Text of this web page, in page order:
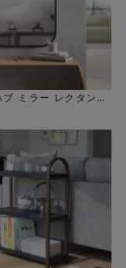
ミラー レクタング